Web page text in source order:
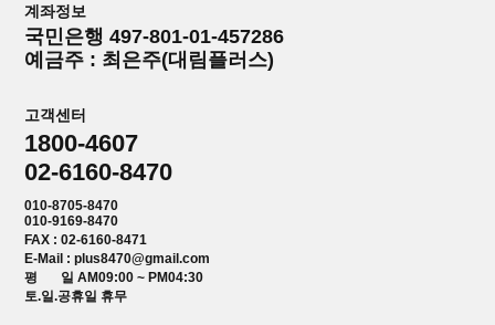
계좌정보
국민은행 497-801-01-457286
예금주 : 최은주(대림플러스)
고객센터
1800-4607
02-6160-8470
010-8705-8470
010-9169-8470
FAX : 02-6160-8471
E-Mail : plus8470@gmail.com
평 일 AM09:00 ~ PM04:30
토.일.공휴일 휴무